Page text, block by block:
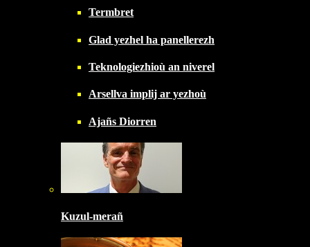
Termbret
Glad yezhel ha panellerezh
Teknologiezhioù an niverel
Arsellva implij ar yezhoù
Ajañs Diorren
Kuzul-merañ